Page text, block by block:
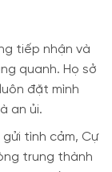
tiếp nhận và
quanh. Họ sở
đặt mình
an ủi.
gửi tình cảm, Cự
trung thành